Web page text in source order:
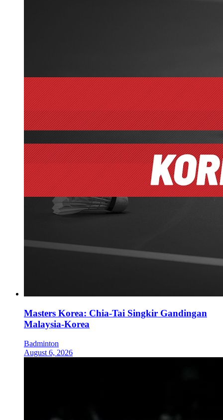
Masters Korea: Chia-Tai Singkir Gandingan
Malaysia-Korea
Badminton
August 6, 2026